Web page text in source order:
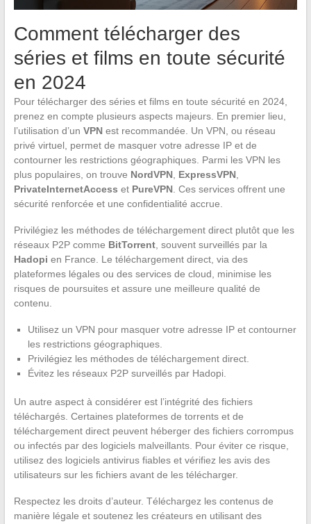
Comment télécharger des
séries et films en toute sécurité
en 2024
Pour télécharger des séries et films en toute sécurité en 2024,
prenez en compte plusieurs aspects majeurs. En premier lieu,
l’utilisation d’un VPNest recommandée. Un VPN, ou réseau
privé virtuel, permet de masquer votre adresse IP et de
contourner les restrictions géographiques. Parmi les VPN les
plus populaires, on trouve NordVPN, ExpressVPN,
PrivateInternetAccess et PureVPN. Ces services offrent une
sécurité renforcée et une confidentialité accrue.
Privilégiez les méthodes de téléchargement direct plutôt que les
réseaux P2P comme BitTorrent, souvent surveillés par la
Hadopi en France. Le téléchargement direct, via des
plateformes légales ou des services de cloud, minimise les
risques de poursuites et assure une meilleure qualité de
contenu.
Utilisez un VPN pour masquer votre adresse IP et contourner
les restrictions géographiques.
Privilégiez les méthodes de téléchargement direct.
Évitez les réseaux P2P surveillés par Hadopi.
Un autre aspect à considérer est l’intégrité des fichiers
téléchargés. Certaines plateformes de torrents et de
téléchargement direct peuvent héberger des fichiers corrompus
ou infectés par des logiciels malveillants. Pour éviter ce risque,
utilisez des logiciels antivirus fiables et vérifiez les avis des
utilisateurs sur les fichiers avant de les télécharger.
Respectez les droits d’auteur. Téléchargez les contenus de
manière légale et soutenez les créateurs en utilisant des